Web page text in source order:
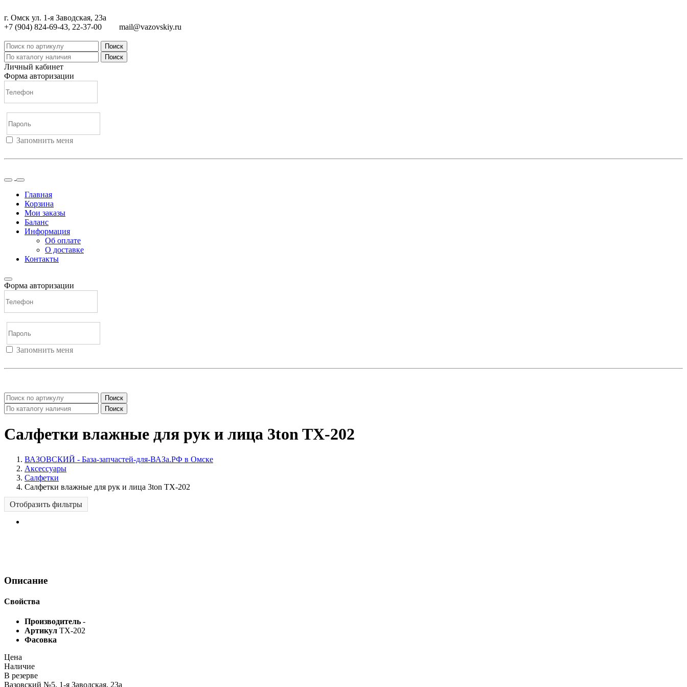
г. Омск ул. 1-я Заводская, 23а
+7 (904) 824-69-43, 22-37-00
mail@vazovskiy.ru
Поиск
Поиск
Личный кабинет
Форма авторизации
Запомнить меня
Главная
Корзина
Мои заказы
Баланс
Информация
Об оплате
О доставке
Контакты
Форма авторизации
Запомнить меня
Поиск
Поиск
Салфетки влажные для рук и лица 3ton TX-202
ВАЗОВСКИЙ - База-запчастей-для-ВАЗа.РФ в Омске
Аксессуары
Салфетки
Салфетки влажные для рук и лица 3ton TX-202
Отобразить фильтры
Описание
Свойства
Производитель -
Артикул TX-202
Фасовка
Цена
Наличие
В резерве
Вазовский №5, 1-я Заводская, 23а